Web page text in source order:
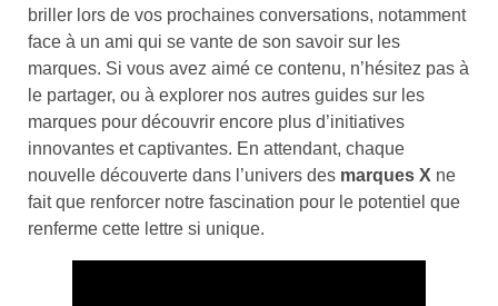
briller lors de vos prochaines conversations, notamment
face à un ami qui se vante de son savoir sur les
marques. Si vous avez aimé ce contenu, n’hésitez pas à
le partager, ou à explorer nos autres guides sur les
marques pour découvrir encore plus d’initiatives
innovantes et captivantes. En attendant, chaque
nouvelle découverte dans l’univers des marques X ne
fait que renforcer notre fascination pour le potentiel que
renferme cette lettre si unique.